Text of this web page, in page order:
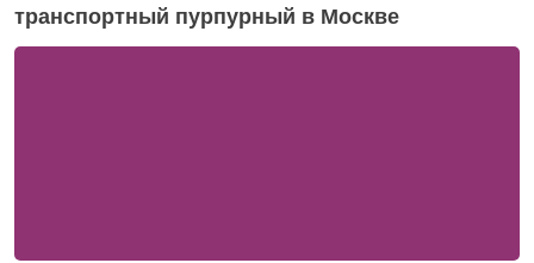
транспортный пурпурный в Москве